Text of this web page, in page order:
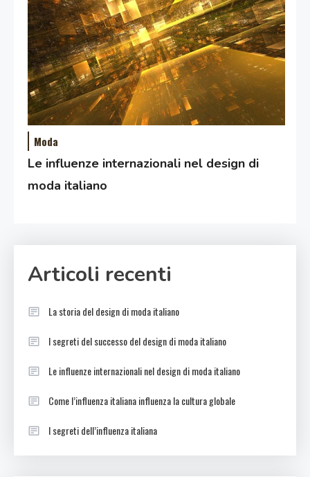
Moda
Le influenze internazionali nel design di
moda italiano
Articoli recenti
La storia del design di moda italiano
I segreti del successo del design di moda italiano
Le influenze internazionali nel design di moda italiano
Come l’influenza italiana influenza la cultura globale
I segreti dell’influenza italiana